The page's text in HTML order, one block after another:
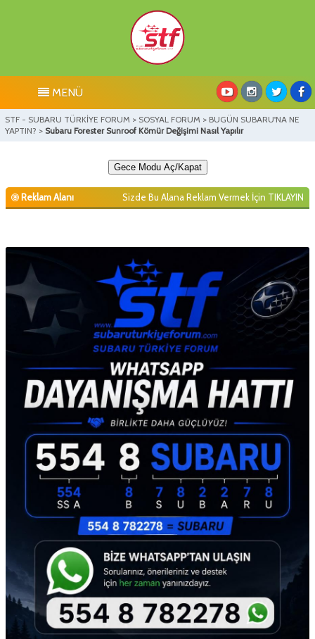
MENÜ
STF - SUBARU TÜRKİYE FORUM > SOSYAL FORUM > BUGÜN SUBARU'NA NE
YAPTIN? > Subaru Forester Sunroof Kömür Değişimi Nasıl Yapılır
Gece Modu Aç/Kapat
Reklam Alanı Sizde Bu Alana Reklam Vermek İçin TIKLAYIN